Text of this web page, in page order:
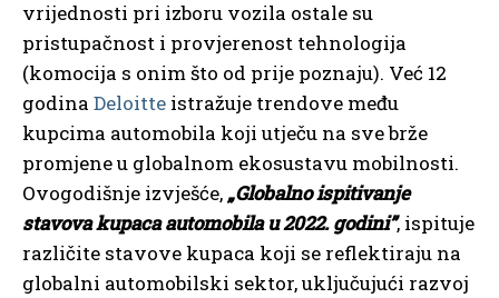
vrijednosti pri izboru vozila ostale su
pristupačnost i provjerenost tehnologija
(komocija s onim što od prije poznaju). Već 12
godina Deloitte istražuje trendove među
kupcima automobila koji utječu na sve brže
promjene u globalnom ekosustavu mobilnosti.
Ovogodišnje izvješće, „Globalno ispitivanje
stavova kupaca automobila u 2022. godini”, ispituje
različite stavove kupaca koji se reflektiraju na
globalni automobilski sektor, uključujući razvoj